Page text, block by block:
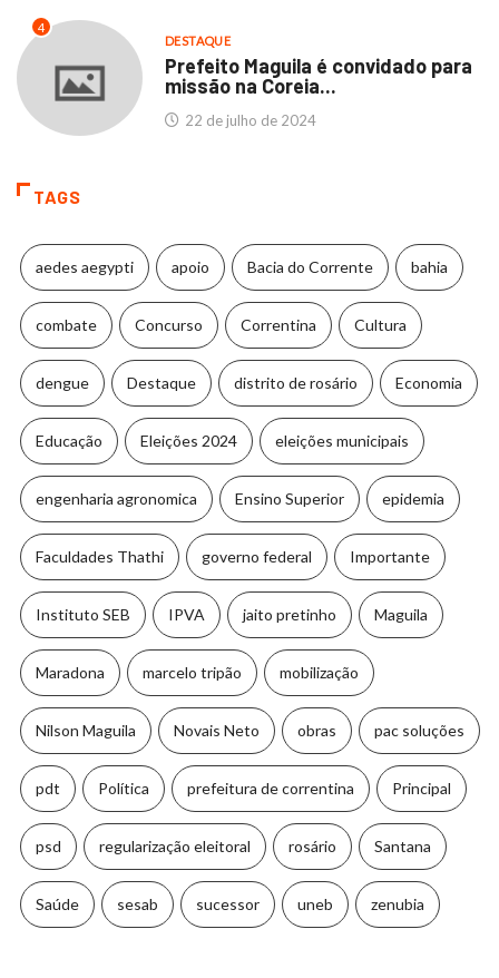
4
DESTAQUE
Prefeito Maguila é convidado para
missão na Coreia...
22 de julho de 2024
TAGS
aedes aegypti apoio Bacia do Corrente bahia
combate Concurso Correntina Cultura
dengue Destaque distrito de rosário Economia
Educação Eleições 2024 eleições municipais
engenharia agronomica Ensino Superior epidemia
Faculdades Thathi governo federal Importante
Instituto SEB IPVA jaito pretinho Maguila
Maradona marcelo tripão mobilização
Nilson Maguila Novais Neto obras pac soluções
pdt Política prefeitura de correntina Principal
psd regularização eleitoral rosário Santana
Saúde sesab sucessor uneb zenubia